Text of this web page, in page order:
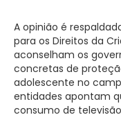
A opinião é
para os Direitos da
aconselham os
concretas de
adolescente no
entidades apontam
consumo de